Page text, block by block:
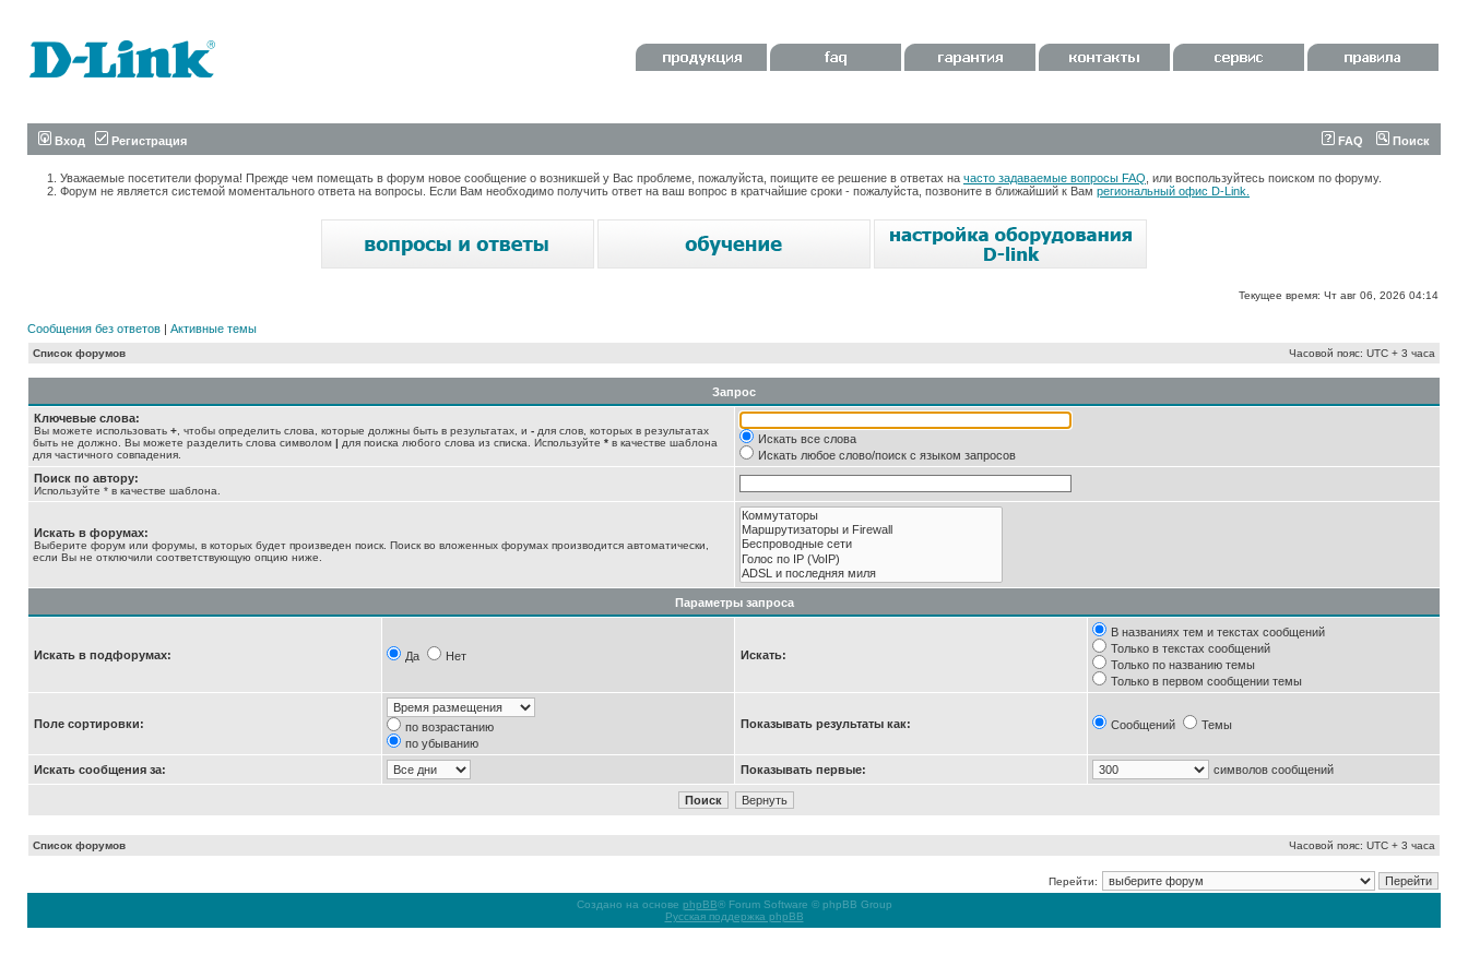
Вход Регистрация FAQ Поиск
Уважаемые посетители форума! Прежде чем помещать в форум новое сообщение о возникшей у Вас проблеме, пожалуйста, поищите ее решение в ответах на часто задаваемые вопросы FAQ , или воспользуйтесь поиском по форуму.
Форум не является системой моментального ответа на вопросы. Если Вам необходимо получить ответ на ваш вопрос в кратчайшие сроки - пожалуйста, позвоните в ближайший к Вам региональный офис D-Link.
Текущее время: Чт авг 06, 2026 04:14
Сообщения без ответов | Активные темы
Список форумов Часовой пояс: UTC + 3 часа
Запрос
Ключевые слова:
Вы можете использовать + , чтобы определить слова, которые должны быть в результатах, и - для слов, которых в результатах
быть не должно. Вы можете разделить слова символом | для поиска любого слова из списка. Используйте * в качестве шаблона
для частичного совпадения.
Искать все слова
Искать любое слово/поиск с языком запросов
Поиск по автору:
Используйте * в качестве шаблона.
Искать в форумах:
Выберите форум или форумы, в которых будет произведен поиск. Поиск во вложенных форумах производится автоматически,
если Вы не отключили соответствующую опцию ниже.
Параметры запроса
Искать в подфорумах: Да Нет Искать:
В названиях тем и текстах сообщений
Только в текстах сообщений
Только по названию темы
Только в первом сообщении темы
Поле сортировки:
по возрастанию
по убыванию
Показывать результаты как: Сообщений Темы
Искать сообщения за: Показывать первые: символов сообщений
Список форумов Часовой пояс: UTC + 3 часа
Перейти:
Создано на основе phpBB® Forum Software © phpBB Group
Русская поддержка phpBB